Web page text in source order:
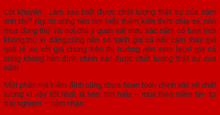
Lời khuyên : Làm sao biết được chất lượng thật sự của nấm
linh chi? Người dùng nên tìm hiểu thêm kiến thức chia sẻ, nên
mua dùng thử vài nơi,chú ý quan sát màu sắc nấm có tươi mới
không,thử vị đắng,cũng nên so sánh giá cả nếu cảm thấy giá
quá rẻ so với giá chung trên thị trường nên xem lại,vì giá cả
cũng không hẳn định chính xác được chất lượng thật sự của
nấm.
Một phần mà kiểm định cũng chưa hoàn toàn chính xác về chất
lượng vì vậy tốt nhất là nên: tìm hiểu – mua theo niềm tin- tự
trải nghiệm – cảm nhận.